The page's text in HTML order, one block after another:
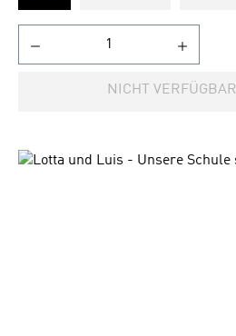
NICHT VERFÜGBAR
Bildergalerie überspringen